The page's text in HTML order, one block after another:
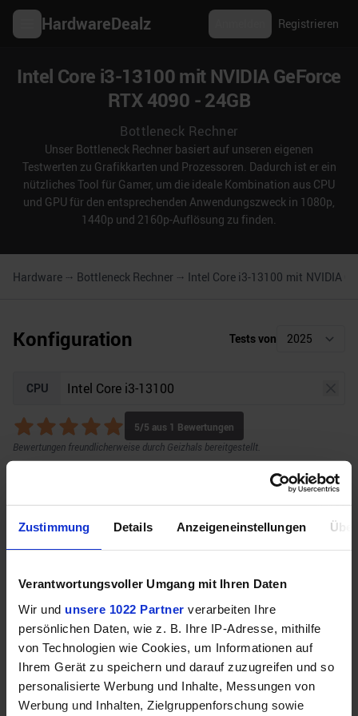
Zustimmung Details Anzeigeneinstellungen
Verantwortungsvoller Umgang mit Ihren Daten
Wir und unsere 1022 Partner verarbeiten Ihre
persönlichen Daten, wie z. B. Ihre IP-Adresse, mithilfe
von Technologien wie Cookies, um Informationen auf
Ihrem Gerät zu speichern und darauf zuzugreifen und so
personalisierte Werbung und Inhalte, Messungen von
Werbung und Inhalten, Zielgruppenforschung sowie
HardwareDealz Registrieren
Intel Core i3-13100 mit NVIDIA GeForce
RTX 4090 - 24GB
Bottleneck Rechner
Unser Bottleneck Rechner basiert auf unseren eigenen
Testwerten zu Grafikkarten und Prozessoren. Dadurch ist er ein
nützliches Tool für Gamer, um die ideale Kombination aus CPU
und GPU für den entsprechenden Anwendungszweck in 1080p,
1440p und 2160p-Auflösung zu finden.
Hardware Bottleneck Rechner Intel Core i3-13100 mit NVIDIA
Konfiguration Tests von
CPU
5/5 aus 1 Bewertungen
Bewertungen freundlicherweise durch Geizhals bereitgestellt.
Auflösung Raytracing
Unser Bottleneck Rechner befindet sich aktuell in
der Beta-Phase! Bugs und Fehler gerne bei uns auf
demDiscord melden. Vielen Dank!